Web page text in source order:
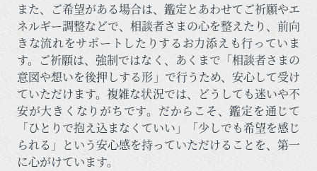
また、ご希望がある場合は、鑑定とあわせてご祈願やエ
ネルギー調整などで、相談者さまの心を整えたり、前向
きな流れをサポートしたりするお力添えも行っていま
す。ご祈願は、強制ではなく、あくまで「相談者さまの
意図や想いを後押しする形」で行うため、安心して受け
ていただけます。複雑な状況では、どうしても迷いや不
安が大きくなりがちです。だからこそ、鑑定を通じて
「ひとりで抱え込まなくていい」「少しでも希望を感じ
られる」という安心感を持っていただけることを、第一
に心がけています。